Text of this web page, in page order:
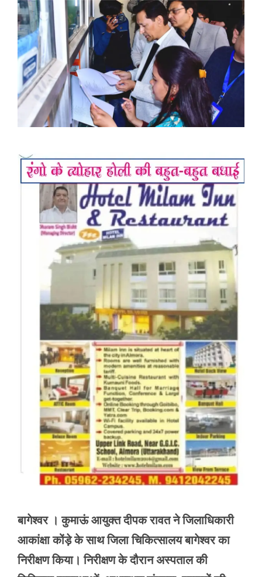
बागेश्वर । कुमाऊं आयुक्त दीपक रावत ने जिलाधिकारी
आकांक्षा कोंड़े के साथ जिला चिकित्सालय बागेश्वर का
निरीक्षण किया। निरीक्षण के दौरान अस्पताल की